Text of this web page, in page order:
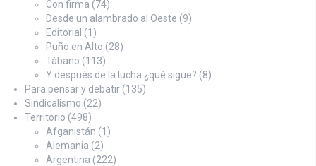
Con firma (74)
Desde un alambrado al Oeste (9)
Editorial (1)
Puño en Alto (28)
Tábano (113)
Y después de la lucha ¿qué sigue? (8)
Para pensar y debatir (135)
Sindicalismo (22)
Territorio (498)
Afganistán (1)
Alemania (2)
Argentina (222)